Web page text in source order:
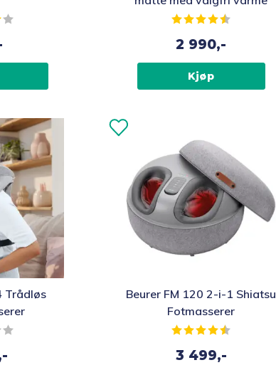
Karakter:
2 990,-
Kjøp
Trådløs
Beurer FM 120 2-i-1 Shiatsu
Fotmasserer
Karakter:
3 499,-